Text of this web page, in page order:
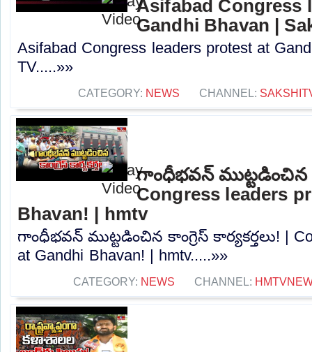
Asifabad Congress
Gandhi Bhavan |
Asifabad Congress leaders protest at
TV.....»»
CATEGORY: NEWS CHANNEL:
గాంధీభవన్ ముట్టడించిన
Congress leaders
Bhavan! | hmtv
గాంధీభవన్ ముట్టడించిన కాంగ్రెస్ కార్యకర్తలు! |
at Gandhi Bhavan! | hmtv.....»»
CATEGORY: NEWS CHANNEL: